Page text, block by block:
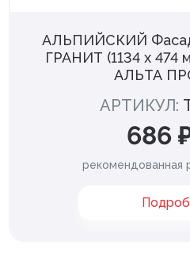
АЛЬПИЙСКИЙ
ГРАНИТ (1134 х 474
АЛЬТА
АРТИКУЛ:
686
рекомендованная